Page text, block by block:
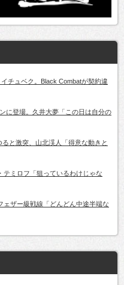
チュベク。Black Combatが契約違
に登場。久井大夢「この日は自分の
ると激突、山北渓人「得意な動きと
テミロフ「狙っているわけじゃな
ェザー級戦線「どんどん中途半端な